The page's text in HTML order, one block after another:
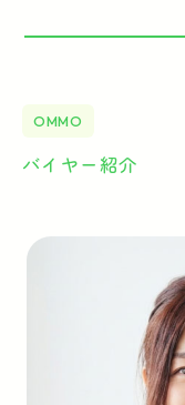
OMMO
バイヤー紹介